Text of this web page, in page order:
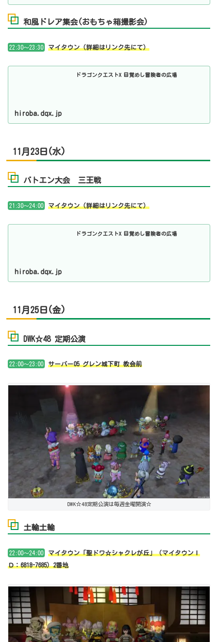
和風ドレア集会(おもちゃ箱撮影会)
22:30～23:30 マイタウン（詳細はリンク先にて）
ドラゴンクエストX 目覚めし冒険者の広場
hiroba.dqx.jp
11月23日(水)
バトエン大会 三王戦
21:30～24:00 マイタウン（詳細はリンク先にて）
ドラゴンクエストX 目覚めし冒険者の広場
hiroba.dqx.jp
11月25日(金)
DWK☆48 定期公演
22:00～23:00 サーバー05 グレン城下町 教会前
DWK☆48定期公演は毎週金曜開演☆
土輪土輪
22:00～24:00
マイタウン「聖ドワ☆シャクレが丘」（マイタウンＩ
Ｄ：6818-7685）2番地